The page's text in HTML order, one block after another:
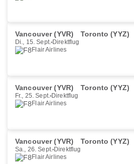
Vancouver (YVR) Toronto (YYZ)
Di., 15. Sept. Direktflug
Flair Airlines
Vancouver (YVR) Toronto (YYZ)
Fr., 25. Sept. Direktflug
Flair Airlines
Vancouver (YVR) Toronto (YYZ)
Sa., 26. Sept. Direktflug
Flair Airlines